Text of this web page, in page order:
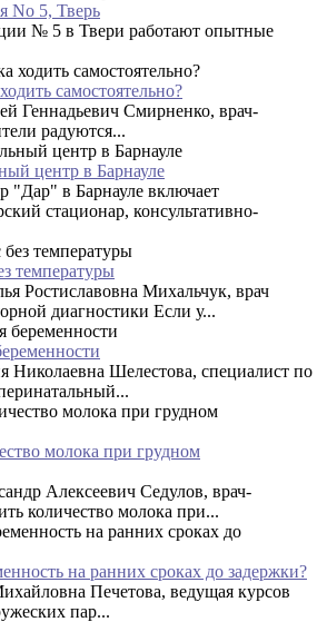
No 5, Тверь
№ 5 в Твери работают опытные
самостоятельно?
Геннадьевич Смирненко, врач-
радуются...
центр в Барнауле
"Дар" в Барнауле включает
стационар, консультативно-
температуры
Ростиславовна Михальчук, врач
диагностики Если у...
Николаевна Шелестова, специалист по
молока при грудном
Алексеевич Седулов, врач-
количество молока при...
на ранних сроках до задержки?
Печетова, ведущая курсов
пар...